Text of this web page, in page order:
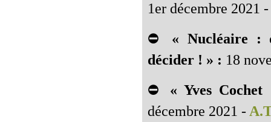
1er décembre 2021 -
⛔ « Nucléaire :
décider ! » : 18
⛔ « Yves
décembre 2021 -